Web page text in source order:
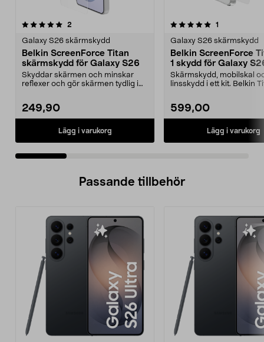
2
Galaxy S26 skärmskydd
Belkin ScreenForce Titan
skärmskydd för Galaxy S26
Skyddar skärmen och minskar
reflexer och gör skärmen tydlig i
249,90
Lägg i varukorg
5.0 av 5 stjärnor 1
Galaxy S26 skärmskydd
Belkin ScreenForce
1 skydd för Galaxy
Skärmskydd, mobilskal
linsskydd i ett kit. Belkin
599,00
Lägg i varukorg
0.0 av 5 stjärnor
Passande tillbehör